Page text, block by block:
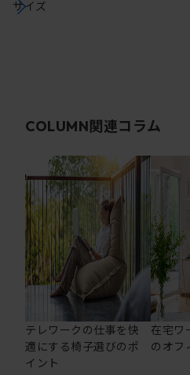
サイズ
COLUMN関連コラム
テレワークの仕事を快
適にする椅子選びのポ
イント
在宅ワ
のオフ